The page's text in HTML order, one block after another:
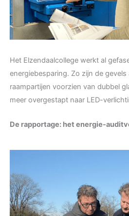
Het Elzendaalcollege werkt al
energiebesparing. Zo zijn de gevels
raampartijen voorzien van dubbel
meer overgestapt naar LED-
De rapportage: het energie-